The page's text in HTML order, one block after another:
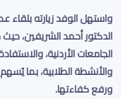
واستهل الوفد زيارته
الدكتور أحمد الشريفين،
الجامعات الأردنية،
والأنشطة الطلابية، بما
ورفع كفاءتها.